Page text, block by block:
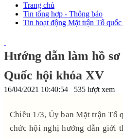
Trang chủ
Tin tổng hợp - Thông báo
Tin hoạt động Mặt trận Tổ quốc
Hướng dẫn làm hồ
Quốc hội khóa XV
16/04/2021 10:40:54 535 lượt xem
Chiều 1/3, Ủy ban Mặt trận Tổ
chức hội nghị hướng dẫn giới